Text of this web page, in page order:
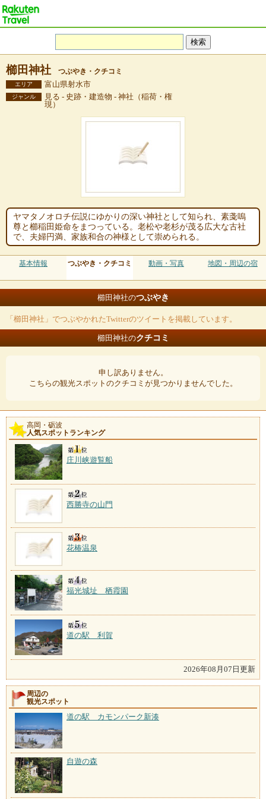
櫛田神社 つぶやき・クチコミ
エリア 富山県射水市
ジャンル
見る - 史跡・建造物 - 神社（稲荷・権
現）
ヤマタノオロチ伝説にゆかりの深い神社として知られ、素戔嗚
尊と櫛稲田姫命をまつっている。老松や老杉が茂る広大な古社
で、夫婦円満、家族和合の神様として崇められる。
基本情報 つぶやき・クチコミ 動画・写真 地図・周辺の宿
櫛田神社のつぶやき
「櫛田神社」でつぶやかれたTwitterのツイートを掲載しています。
櫛田神社のクチコミ
申し訳ありません。
こちらの観光スポットのクチコミが見つかりませんでした。
高岡・砺波
人気スポットランキング
庄川峡遊覧船
西勝寺の山門
花椿温泉
福光城址 栖霞園
道の駅 利賀
2026年08月07日更新
周辺の
観光スポット
道の駅 カモンパーク新湊
自遊の森